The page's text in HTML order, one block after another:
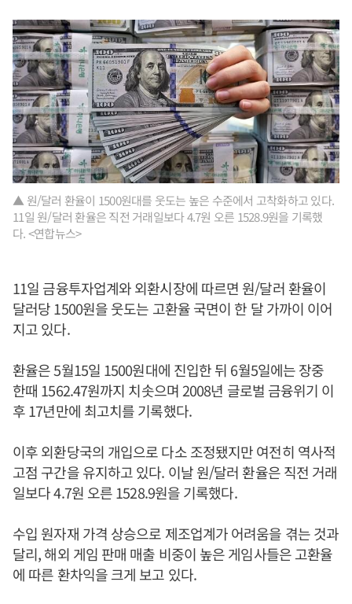
▲ 원/달러 환율이 1500원대를 웃도는 높은 수준에서 고착화하고 있다.
11일 원/달러 환율은 직전 거래일보다 4.7원 오른 1528.9원을 기록했
다. <연합뉴스>
11일 금융투자업계와 외환시장에 따르면 원/달러 환율이
달러당 1500원을 웃도는 고환율 국면이 한 달 가까이 이어
지고 있다.
환율은 5월15일 1500원대에 진입한 뒤 6월5일에는 장중
한때 1562.47원까지 치솟으며 2008년 글로벌 금융위기 이
후 17년만에 최고치를 기록했다.
이후 외환당국의 개입으로 다소 조정됐지만 여전히 역사적
고점 구간을 유지하고 있다. 이날 원/달러 환율은 직전 거래
일보다 4.7원 오른 1528.9원을 기록했다.
수입 원자재 가격 상승으로 제조업계가 어려움을 겪는 것과
달리, 해외 게임 판매 매출 비중이 높은 게임사들은 고환율
에 따른 환차익을 크게 보고 있다.